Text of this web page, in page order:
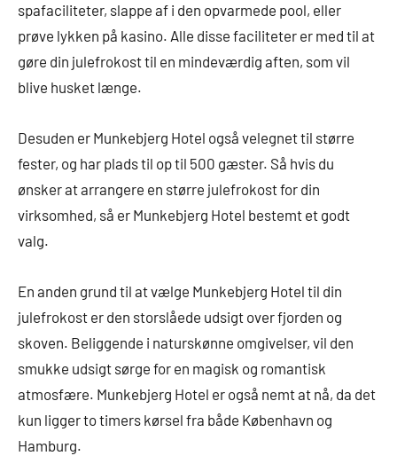
spafaciliteter, slappe af i den opvarmede pool, eller
prøve lykken på kasino. Alle disse faciliteter er med til at
gøre din julefrokost til en mindeværdig aften, som vil
blive husket længe.
Desuden er Munkebjerg Hotel også velegnet til større
fester, og har plads til op til 500 gæster. Så hvis du
ønsker at arrangere en større julefrokost for din
virksomhed, så er Munkebjerg Hotel bestemt et godt
valg.
En anden grund til at vælge Munkebjerg Hotel til din
julefrokost er den storslåede udsigt over fjorden og
skoven. Beliggende i naturskønne omgivelser, vil den
smukke udsigt sørge for en magisk og romantisk
atmosfære. Munkebjerg Hotel er også nemt at nå, da det
kun ligger to timers kørsel fra både København og
Hamburg.